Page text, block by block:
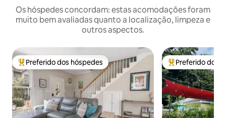
Os hóspedes concordam: estas acomodações foram
muito bem avaliadas quanto a localização, limpeza e
outros aspectos.
Entre os melhores preferidos dos hóspedes
Preferido dos hóspedes Entre os
Preferido dos